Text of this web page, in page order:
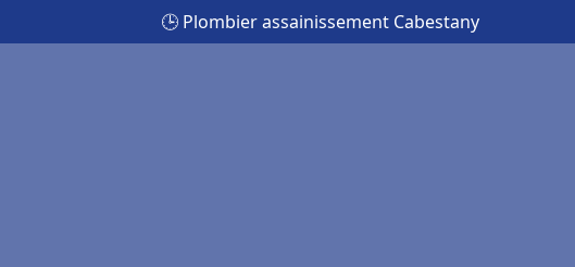
🕒 Plombier assainissement Cabestany